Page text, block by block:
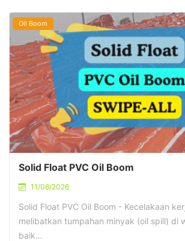
Oil Boom
Solid Float PVC Oil Boom
11/06/2026
Solid Float PVC Oil Boom - Kecelakaan
melibatkan tumpahan minyak (oil spill) di
baik…